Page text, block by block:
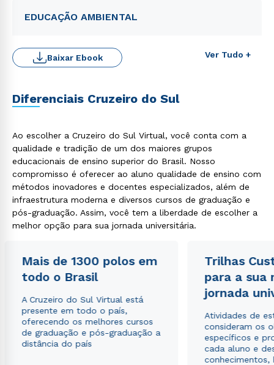
EDUCAÇÃO AMBIENTAL
Ver Tudo +
Baixar Ebook
Diferenciais Cruzeiro do Sul
Ao escolher a Cruzeiro do Sul Virtual, você conta com a
qualidade e tradição de um dos maiores grupos
educacionais de ensino superior do Brasil. Nosso
compromisso é oferecer ao aluno qualidade de ensino com
métodos inovadores e docentes especializados, além de
infraestrutura moderna e diversos cursos de graduação e
pós-graduação. Assim, você tem a liberdade de escolher a
melhor opção para sua jornada universitária.
Mais de 1300 polos em
todo o Brasil
A Cruzeiro do Sul Virtual está
presente em todo o país,
oferecendo os melhores cursos
de graduação e pós-graduação a
distância do país
Trilhas
para a sua
jornada
Atividades de
consideram os
específicos e
cada aluno e
conhecimentos,
ou
envio de conteúdos da Cruzeiro do Sul.